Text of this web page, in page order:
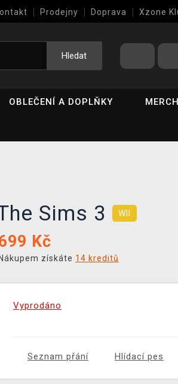
Prodejny Doprava Xzone
Hledat
OBLEČENÍ A DOPLŇKY
Sims 3 WII
Kč
Nákupem získáte 14 kreditů
Vyprodáno
Seznam přání Hlídací pes